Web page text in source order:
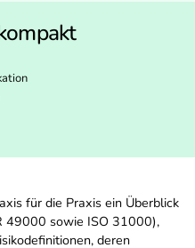
für die Praxis ein Überblick
49000 sowie ISO 31000),
deren